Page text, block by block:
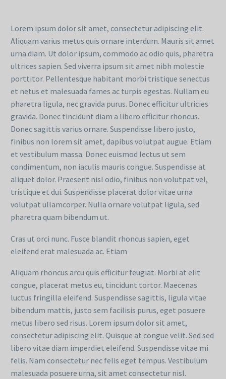
Lorem ipsum dolor sit amet, consectetur adipiscing elit.
Aliquam varius metus quis ornare interdum. Mauris sit amet
urna diam. Ut dolor ipsum, commodo ac odio quis, pharetra
ultrices sapien. Sed viverra ipsum sit amet nibh molestie
porttitor. Pellentesque habitant morbi tristique senectus
et netus et malesuada fames ac turpis egestas. Nullam eu
pharetra ligula, nec gravida purus. Donec efficitur ultricies
gravida. Donec tincidunt diam a libero efficitur rhoncus.
Donec sagittis varius ornare. Suspendisse libero justo,
finibus non lorem sit amet, dapibus volutpat augue. Etiam
et vestibulum massa. Donec euismod lectus ut sem
condimentum, non iaculis mauris congue. Suspendisse at
aliquet dolor. Praesent nisl odio, finibus non volutpat vel,
tristique et dui. Suspendisse placerat dolor vitae urna
volutpat ullamcorper. Nulla ornare volutpat ligula, sed
pharetra quam bibendum ut.
Cras ut orci nunc. Fusce blandit rhoncus sapien, eget
eleifend erat malesuada ac. Etiam
Aliquam rhoncus arcu quis efficitur feugiat. Morbi at elit
congue, placerat metus eu, tincidunt tortor. Maecenas
luctus fringilla eleifend. Suspendisse sagittis, ligula vitae
bibendum mattis, justo sem facilisis purus, eget posuere
metus libero sed risus. Lorem ipsum dolor sit amet,
consectetur adipiscing elit. Quisque at congue velit. Sed sed
libero vitae diam imperdiet eleifend. Suspendisse vitae mi
felis. Nam consectetur nec felis eget tempus. Vestibulum
malesuada posuere urna, sit amet consectetur nisl.